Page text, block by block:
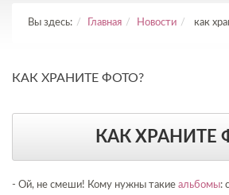
Вы здесь: Главная Новости как
КАК ХРАНИТЕ ФОТО?
КАК ХРАНИТЕ
- Ой, не смеши! Кому нужны такие альбомы: